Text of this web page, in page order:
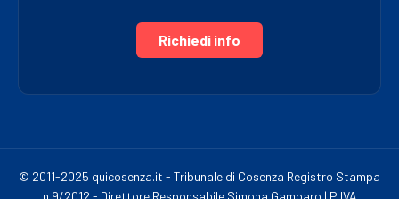
Richiedi info
© 2011-2025 quicosenza.it - Tribunale di Cosenza Registro Stampa